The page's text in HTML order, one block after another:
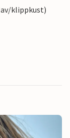
klippkust)